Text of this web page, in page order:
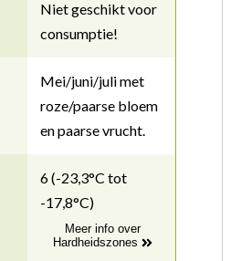
Niet geschikt voor
consumptie!
Mei/juni/juli met
roze/paarse bloem
en paarse vrucht.
6 (-23,3°C tot
-17,8°C)
Meer info over
Hardheidszones